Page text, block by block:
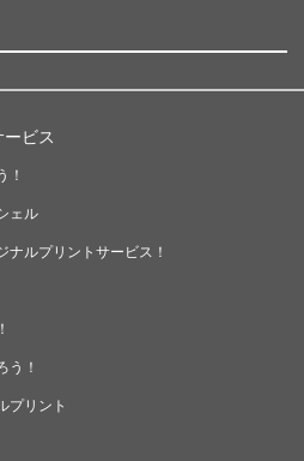
ビス
！
ェル
ナルプリントサービス！
う！
プリント